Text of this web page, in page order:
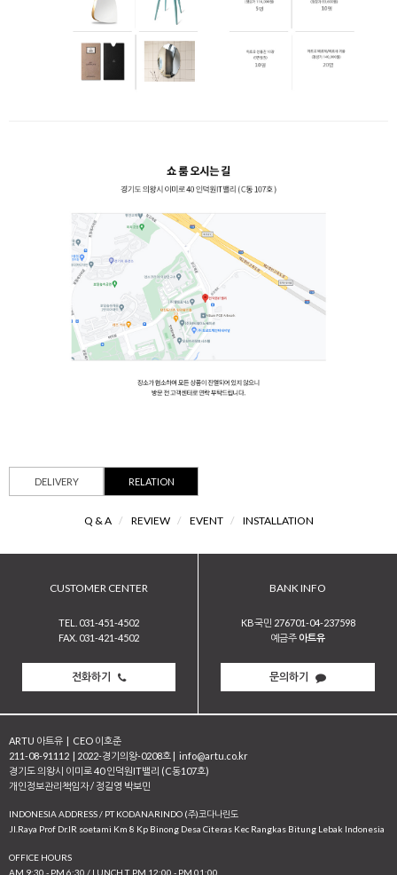
DELIVERY RELATION
Q & A / REVIEW / EVENT / INSTALLATION
CUSTOMER CENTER
TEL. 031-451-4502
FAX. 031-421-4502
전화하기
BANK INFO
KB국민 276701-04-237598
예금주 아트유
문의하기
ARTU 아트유 | CEO 이호준
211-08-91112 | 2022-경기의왕-0208호 | info@artu.co.kr
경기도 의왕시 이미로 40 인덕원IT밸리 (C동107호)
개인정보관리책임자 / 정길영 박보민
INDONESIA ADDRESS / PT KODANARINDO (주)코다나린도
JI.Raya Prof Dr.IR soetami Km 8 Kp Binong Desa Citeras Kec Rangkas Bitung Lebak Indonesia
OFFICE HOURS
AM 9:30 - PM 6:30 / LUNCH T. PM 12:00 - PM 01:00